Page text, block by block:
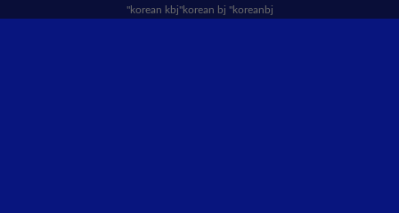
"korean kbj​"korean bj "koreanbj​